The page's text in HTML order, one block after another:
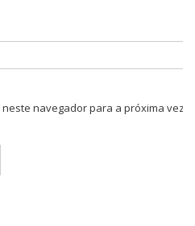
neste navegador para a próxima vez